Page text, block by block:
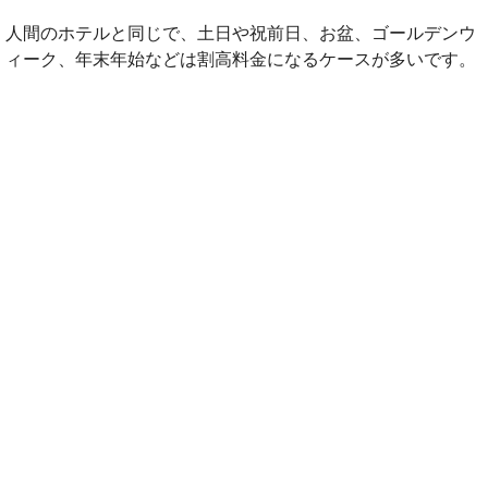
人間のホテルと同じで、土日や祝前日、お盆、ゴールデンウ
ィーク、年末年始などは割高料金になるケースが多いです。